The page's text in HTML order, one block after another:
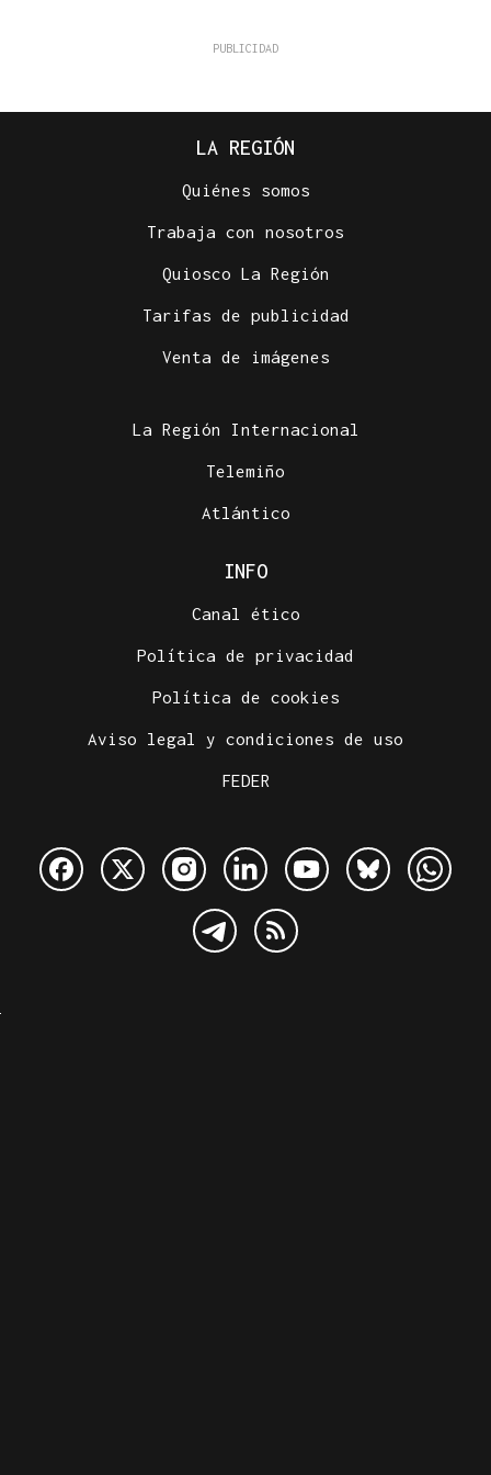
LA REGIÓN
Quiénes somos
Trabaja con nosotros
Quiosco La Región
Tarifas de publicidad
Venta de imágenes
La Región Internacional
Telemiño
Atlántico
INFO
Canal ético
Política de privacidad
Política de cookies
Aviso legal y condiciones de uso
FEDER